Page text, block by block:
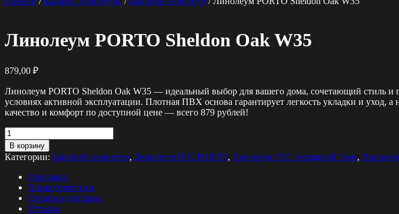
Линолеум PORTO Sheldon Oak W35
879,00 ₽
Линолеум PORTO Sheldon Oak W35 — идеальный выбор для вашего дома, сочетающий стиль
условиях активной эксплуатации. Плотная ПВХ основа гарантирует легкость укладки и
качество и комфорт по доступной цене — всего 879 рублей!
Количество
товара
Линолеум
PORTO
Sheldon
Oak
W35
В корзину
Категории: Бытовой линолеум, Линолеум IVC PORTO, Линолеум IVC толщиной 3 мм,
Описание
Характеристики
Оплата и доставка
Отзывы